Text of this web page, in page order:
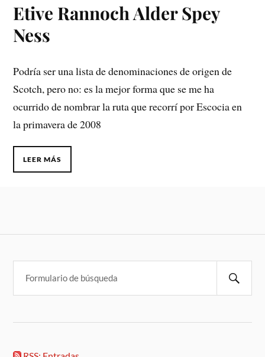
Etive Rannoch Alder Spey
Ness
Podría ser una lista de denominaciones de origen de
Scotch, pero no: es la mejor forma que se me ha
ocurrido de nombrar la ruta que recorrí por Escocia en
la primavera de 2008
LEER MÁS